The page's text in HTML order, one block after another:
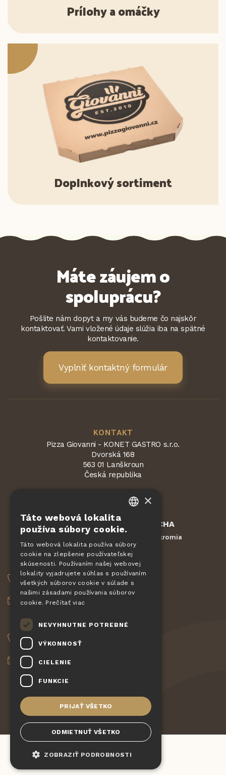
Prílohy a omáčky
Doplnkový sortiment
Máte záujem o
spoluprácu?
Pošlite nám dopyt a my vás budeme čo najskôr
kontaktovať. Vami vložené údaje slúžia iba na spätné
kontaktovanie.
Vyplniť kontaktný formulár
KONTAKT
Pizza Giovanni - KONET GASTRO s.r.o.
Dvorská 168
563 01 Lanškroun
Česká republika
Chránené službou reCAPTCHA
Zmluvné podmienky Ochrana súkromia
OBJEDNÁVKY
+420 775 560 953
objednavky@pizzagiovanni.cz
VAŠE OTÁZKY
+420 777 222 157
info@pizzagiovanni.cz
DE
SLOVAK
×
Táto webová lokalita
používa súbory cookie.
Táto webová lokalita používa súbory
cookie na zlepšenie používateľskej
skúsenosti. Používaním našej webovej
lokality vyjadrujete súhlas s používaním
všetkých súborov cookie v súlade s
našimi zásadami používania súborov
cookie. Prečítať viac
NEVYHNUTNE POTREBNÉ
VÝKONNOSŤ
CIELENIE
FUNKCIE
PRIJAŤ VŠETKO
ODMIETNUŤ VŠETKO
ZOBRAZIŤ PODROBNOSTI